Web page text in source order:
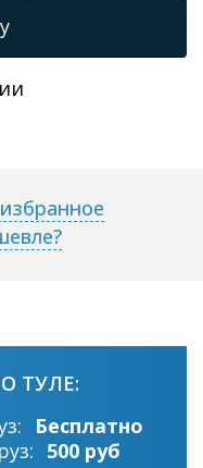
ТУЛЕ:
Бесплатно
500 руб